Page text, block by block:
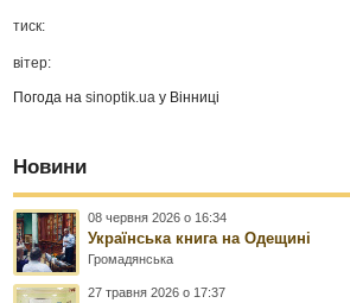
тиск:
вітер:
Погода наsinoptik.ua у Вінниці
Новини
08 червня 2026 о 16:34
Українська книга на Одещині
Громадянська
27 травня 2026 о 17:37